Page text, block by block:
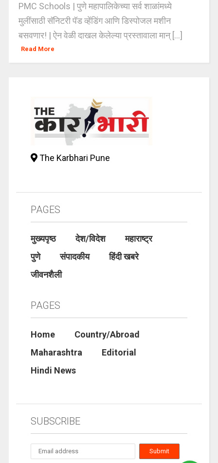
PMC Schools | पुणे महापालिकेच्या सर्व शाळांमध्ये
मुलींसाठी सॅनिटरी पॅड व्हेंडिंग आणि डिस्पोजल मशीन
बसवणार! | ऐन वेळी दाखल केलेल्या प्रस्तावाला मान् [...]
Read More
The Karbhari Pune
PAGES
मुख्यपृष्ठ देश/विदेश
महाराष्ट्र
पुणे
संपादकीय
हिंदी खबरे
जीवनशैली
PAGES
Home
Country/Abroad
Maharashtra
Editorial
Hindi News
SUBSCRIBE